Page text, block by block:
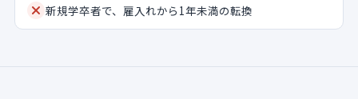
新規学卒者で、雇入れから1年未満の転換